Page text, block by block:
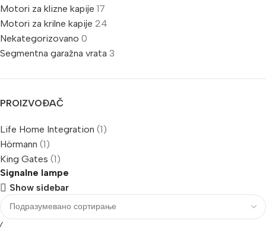
Motori za klizne kapije 17
Motori za krilne kapije 24
Nekategorizovano 0
Segmentna garažna vrata 3
PROIZVOĐAČ
Life Home Integration (1)
Hörmann (1)
King Gates (1)
Signalne lampe
Show sidebar